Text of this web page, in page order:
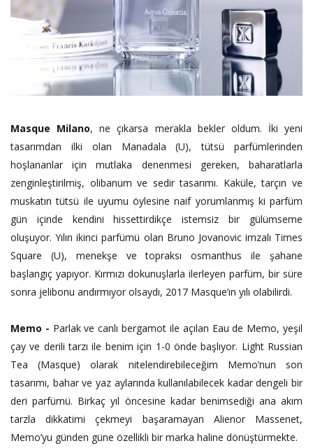
Masque Milano, ne çıkarsa merakla bekler oldum. İki yeni
tasarımdan ilki olan Manadala (U), tütsü parfümlerinden
hoşlananlar için mutlaka denenmesi gereken, baharatlarla
zenginleştirilmiş, olibanum ve sedir tasarımı. Kaküle, tarçın ve
muskatın tütsü ile uyumu öylesine naif yorumlanmış ki parfüm
gün içinde kendini hissettirdikçe istemsiz bir gülümseme
oluşuyor. Yılın ikinci parfümü olan Bruno Jovanovic imzalı Times
Square (U), menekşe ve topraksı osmanthus ile şahane
başlangıç yapıyor. Kırmızı dokunuşlarla ilerleyen parfüm, bir süre
sonra jelibonu andırmıyor olsaydı, 2017 Masque’ın yılı olabilirdi.
Memo - Parlak ve canlı bergamot ile açılan Eau de Memo, yeşil
çay ve derili tarzı ile benim için 1-0 önde başlıyor. Light Russian
Tea (Masque) olarak nitelendirebileceğim Memo’nun son
tasarımı, bahar ve yaz aylarında kullanılabilecek kadar dengeli bir
deri parfümü. Birkaç yıl öncesine kadar benimsediği ana akım
tarzla dikkatimi çekmeyi başaramayan Alienor Massenet,
Memo’yu günden güne özellikli bir marka haline dönüştürmekte.